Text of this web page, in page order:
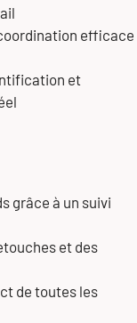
efficace
et
grâce à un suivi
et des
de toutes les